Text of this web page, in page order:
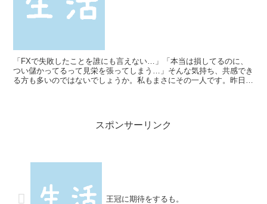
「FXで失敗したことを誰にも言えない…」「本当は損してるのに、
つい儲かってるって見栄を張ってしまう…」そんな気持ち、共感でき
る方も多いのではないでしょうか。私もまさにその一人です。昨日、
スポンサーリンク
王冠に期待をするも。